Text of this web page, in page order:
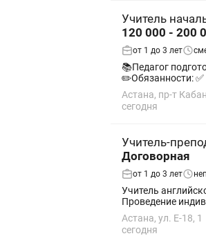
Учитель
120 000 - 200
от 1 до 3 лет
📚Педагог подготовки к школе. График: 5/2 ⏰с 8:00 до
✏️Обязанности: ✅
Астана, пр-т
сегодня
Учитель-
Договорная
от 1 до 3 лет
Учитель английского языка (онлайн) В учебный центр требуется
Астана, ул. Е-18, 1
сегодня